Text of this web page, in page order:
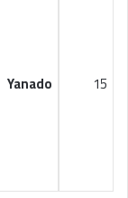
15
Yanado